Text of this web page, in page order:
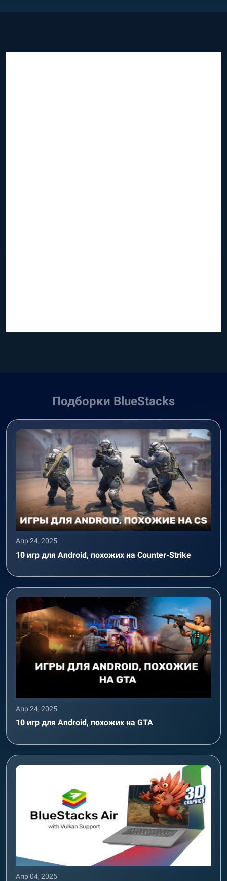
Подборки BlueStacks
Апр 24, 2025
10 игр для Android, похожих на Counter-Strike
Апр 24, 2025
10 игр для Android, похожих на GTA
Апр 04, 2025